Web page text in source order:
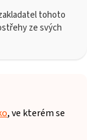
tohoto
ze svých
, ve kterém se